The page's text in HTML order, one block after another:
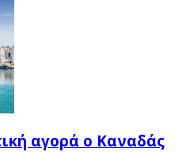
αγορά ο Καναδάς